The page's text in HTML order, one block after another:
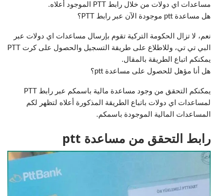
مساعدات اي دولات من خلال رابط PTT الموجود أعلاه.
هل مساعدة ptt موجودة الآن عبر رابط PTT؟
نعم، لا تزال الحكومة التركية تقوم بإرسال مساعدات اي دولات عبر
البي تي تي، وللاطلاع على طريقة التسجيل والحصول على كرت PTT
يمكنكم اتباع الطريقة بالمقال.
هل أنا مؤهل للحصول على مساعدة ptt؟
يمكنكم التحقق من وجود مساعدة مالية باسمكم عبر رابط PTT
لمساعدات اي دولات باتباع الطريقة المذكورة أعلاه لتظهر لكم
المساعدات المالية الموجودة باسمكم.
رابط التحقق من مساعدة ptt